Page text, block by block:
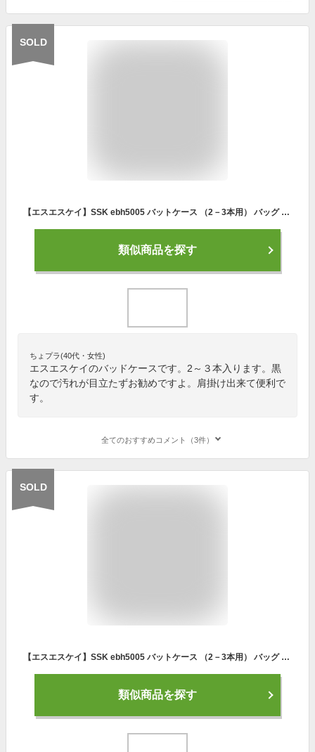
SOLD
【エスエスケイ】SSK ebh5005 バットケース （2－3本用） バッグ カバン ブラック バッドケース 野球 野球用品 送料無料
類似商品を探す
ちょプラ(40代・女性)
エスエスケイのバッドケースです。2～３本入ります。黒
なので汚れが目立たずお勧めですよ。肩掛け出来て便利で
す。
全てのおすすめコメント（3件）
SOLD
【エスエスケイ】SSK ebh5005 バットケース （2－3本用） バッグ カバン ブラック ホワイト バッドケース 野球 野球用品 送料無料
類似商品を探す